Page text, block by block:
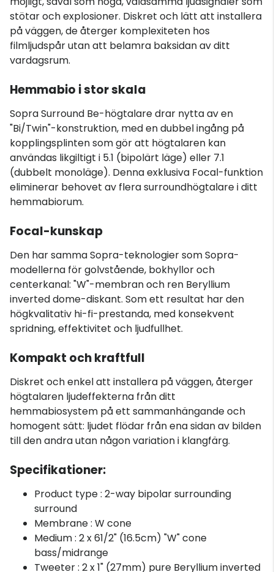
stötar och explosioner. Diskret och lätt att installera
på väggen, de återger komplexiteten hos
filmljudspår utan att belamra baksidan av ditt
vardagsrum.
Hemmabio i stor skala
Sopra Surround Be-högtalare drar nytta av en
"Bi/Twin"-konstruktion, med en dubbel ingång på
kopplingsplinten som gör att högtalaren kan
användas likgiltigt i 5.1 (bipolärt läge) eller 7.1
(dubbelt monoläge). Denna exklusiva Focal-funktion
eliminerar behovet av flera surroundhögtalare i ditt
hemmabiorum.
Focal-kunskap
Den har samma Sopra-teknologier som Sopra-
modellerna för golvstående, bokhyllor och
centerkanal: "W"-membran och ren Beryllium
inverted dome-diskant. Som ett resultat har den
högkvalitativ hi-fi-prestanda, med konsekvent
spridning, effektivitet och ljudfullhet.
Kompakt och kraftfull
Diskret och enkel att installera på väggen, återger
högtalaren ljudeffekterna från ditt
hemmabiosystem på ett sammanhängande och
homogent sätt: ljudet flödar från ena sidan av bilden
till den andra utan någon variation i klangfärg.
Specifikationer:
Product type : 2-way bipolar surrounding
surround
Membrane : W cone
Medium : 2 x 61/2" (16.5cm) "W" cone
bass/midrange
Tweeter : 2 x 1" (27mm) pure Beryllium inverted